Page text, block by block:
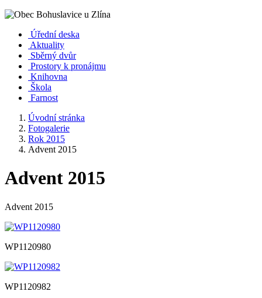
Úřední deska
Aktuality
Sběrný dvůr
Prostory k pronájmu
Knihovna
Škola
Farnost
Úvodní stránka
Fotogalerie
Rok 2015
Advent 2015
Advent 2015
Advent 2015
WP1120980
WP1120982